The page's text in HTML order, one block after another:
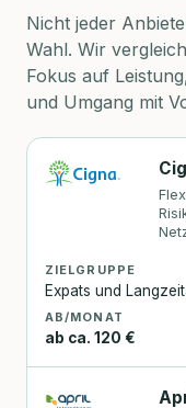
Nicht jeder
Wahl. Wir
Fokus auf
und Umgang mit
ZIELGRUPPE
Expats und
AB/MONAT
ab ca. 120 €